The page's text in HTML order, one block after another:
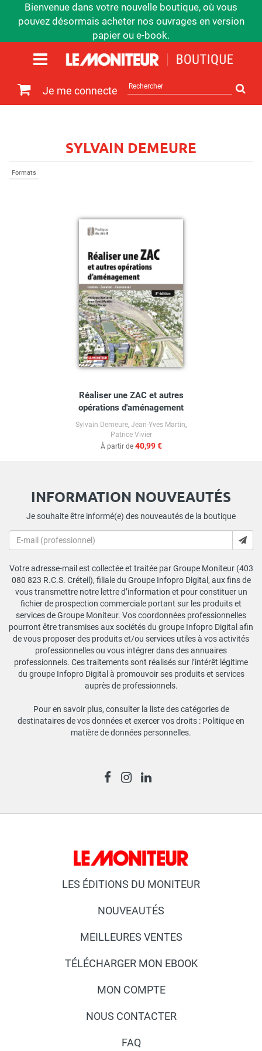
Bienvenue dans votre nouvelle boutique, où vous
pouvez désormais acheter nos ouvrages en version
papier ou e-book.
Je me connecte
sur
le
SYLVAIN DEMEURE
Formats
Réaliser une ZAC et autres
opérations d'aménagement
Sylvain Demeure, Jean-Yves Martin,
Patrice Vivier
À partir de 40,99 €
INFORMATION NOUVEAUTÉS
Je souhaite être informé(e) des nouveautés de la boutique
Votre adresse-mail est collectée et traitée par Groupe Moniteur (403
080 823 R.C.S. Créteil), filiale du Groupe Infopro Digital, aux fins de
vous transmettre notre lettre d’information et pour constituer un
fichier de prospection commerciale portant sur les produits et
services de Groupe Moniteur. Vos coordonnées professionnelles
pourront être transmises aux sociétés du groupe Infopro Digital afin
de vous proposer des produits et/ou services utiles à vos activités
professionnelles ou vous intégrer dans des annuaires
professionnels. Ces traitements sont réalisés sur l’intérêt légitime
du groupe Infopro Digital à promouvoir ses produits et services
auprès de professionnels.
Pour en savoir plus, consulter la liste des catégories de
destinataires de vos données et exercer vos droits : Politique en
matière de données personnelles.
LES ÉDITIONS DU MONITEUR
NOUVEAUTÉS
MEILLEURES VENTES
TÉLÉCHARGER MON EBOOK
MON COMPTE
NOUS CONTACTER
FAQ